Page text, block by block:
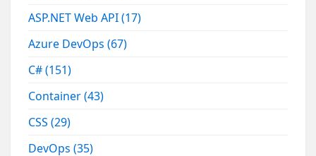
ASP.NET Web API(17)
Azure DevOps(67)
C#(151)
Container(43)
CSS(29)
DevOps(35)